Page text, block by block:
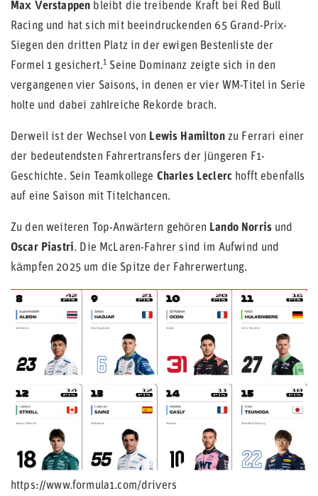
Max Verstappen bleibt die treibende Kraft bei Red Bull
Racing und hat sich mit beeindruckenden 65 Grand-Prix-
Siegen den dritten Platz in der ewigen Bestenliste der
Formel 1 gesichert.1 Seine Dominanz zeigte sich in den
vergangenen vier Saisons, in denen er vier WM-Titel in Serie
holte und dabei zahlreiche Rekorde brach.
Derweil ist der Wechsel von Lewis Hamiltonzu Ferrari einer
der bedeutendsten Fahrertransfers der jüngeren F1-
Geschichte. Sein Teamkollege Charles Leclerc hofft ebenfalls
auf eine Saison mit Titelchancen.
Zu den weiteren Top-Anwärtern gehören Lando Norris und
Oscar Piastri. Die McLaren-Fahrer sind im Aufwind und
kämpfen 2025 um die Spitze der Fahrerwertung.
https://www.formula1.com/drivers